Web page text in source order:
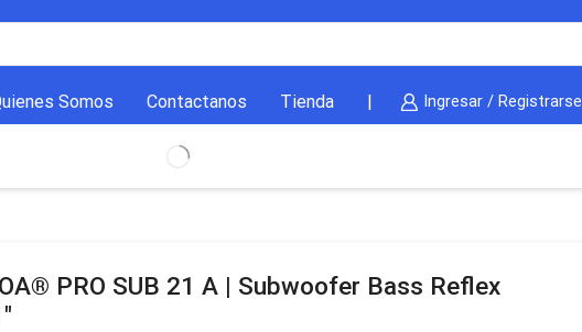
Somos Contactanos Tienda Ingresar / Registrarse
PRO SUB 21 A | Subwoofer Bass Reflex